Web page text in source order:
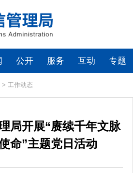
公开 服务 互动 专题
> 工作动态
局开展“赓续千年文脉
命”主题党日活动